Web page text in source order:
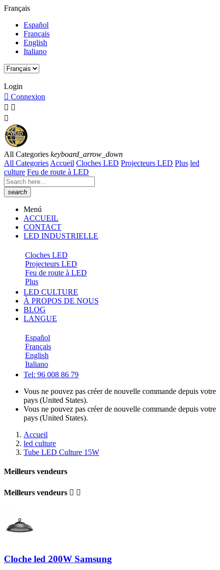
Français
Español
Français
English
Italiano
Login
 Connexion
 

All Categories keyboard_arrow_down
All Categories Accueil Cloches LED Projecteurs LED Plus led
culture Feu de route à LED
search
Menú
ACCUEIL
CONTACT
LED INDUSTRIELLE
Cloches LED
Projecteurs LED
Feu de route à LED
Plus
LED CULTURE
À PROPOS DE NOUS
BLOG
LANGUE
Español
Français
English
Italiano
Tel: 96 008 86 79
Vous ne pouvez pas créer de nouvelle commande depuis votre
pays (United States).
Vous ne pouvez pas créer de nouvelle commande depuis votre
pays (United States).
Accueil
led culture
Tube LED Culture 15W
Meilleurs vendeurs
Meilleurs vendeurs  
Cloche led 200W Samsung